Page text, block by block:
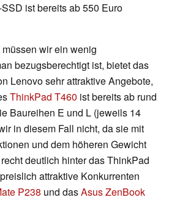
ist bereits ab 550 Euro
wir ein wenig
bezugsberechtigt ist, bietet das
Lenovo sehr attraktive Angebote,
ThinkPad T460 ist bereits ab rund
Baureihen E und L (jeweils 14
in diesem Fall nicht, da sie mit
und dem höheren Gewicht
deutlich hinter das ThinkPad
attraktive Konkurrenten
P238 und dasAsus ZenBook